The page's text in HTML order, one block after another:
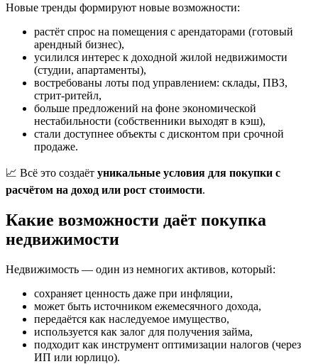
Новые тренды формируют новые возможности:
растёт спрос на помещения с арендаторами (готовый
арендный бизнес),
усилился интерес к доходной жилой недвижимости
(студии, апартаменты),
востребованы лоты под управлением: склады, ПВЗ,
стрит-ритейл,
больше предложений на фоне экономической
нестабильности (собственники выходят в кэш),
стали доступнее объекты с дисконтом при срочной
продаже.
📈 Всё это создаёт уникальные условия для покупки с
расчётом на доход или рост стоимости.
Какие возможности даёт покупка
недвижимости
Недвижимость — один из немногих активов, который:
сохраняет ценность даже при инфляции,
может быть источником ежемесячного дохода,
передаётся как наследуемое имущество,
используется как залог для получения займа,
подходит как инструмент оптимизации налогов (через
ИП или юрлицо).